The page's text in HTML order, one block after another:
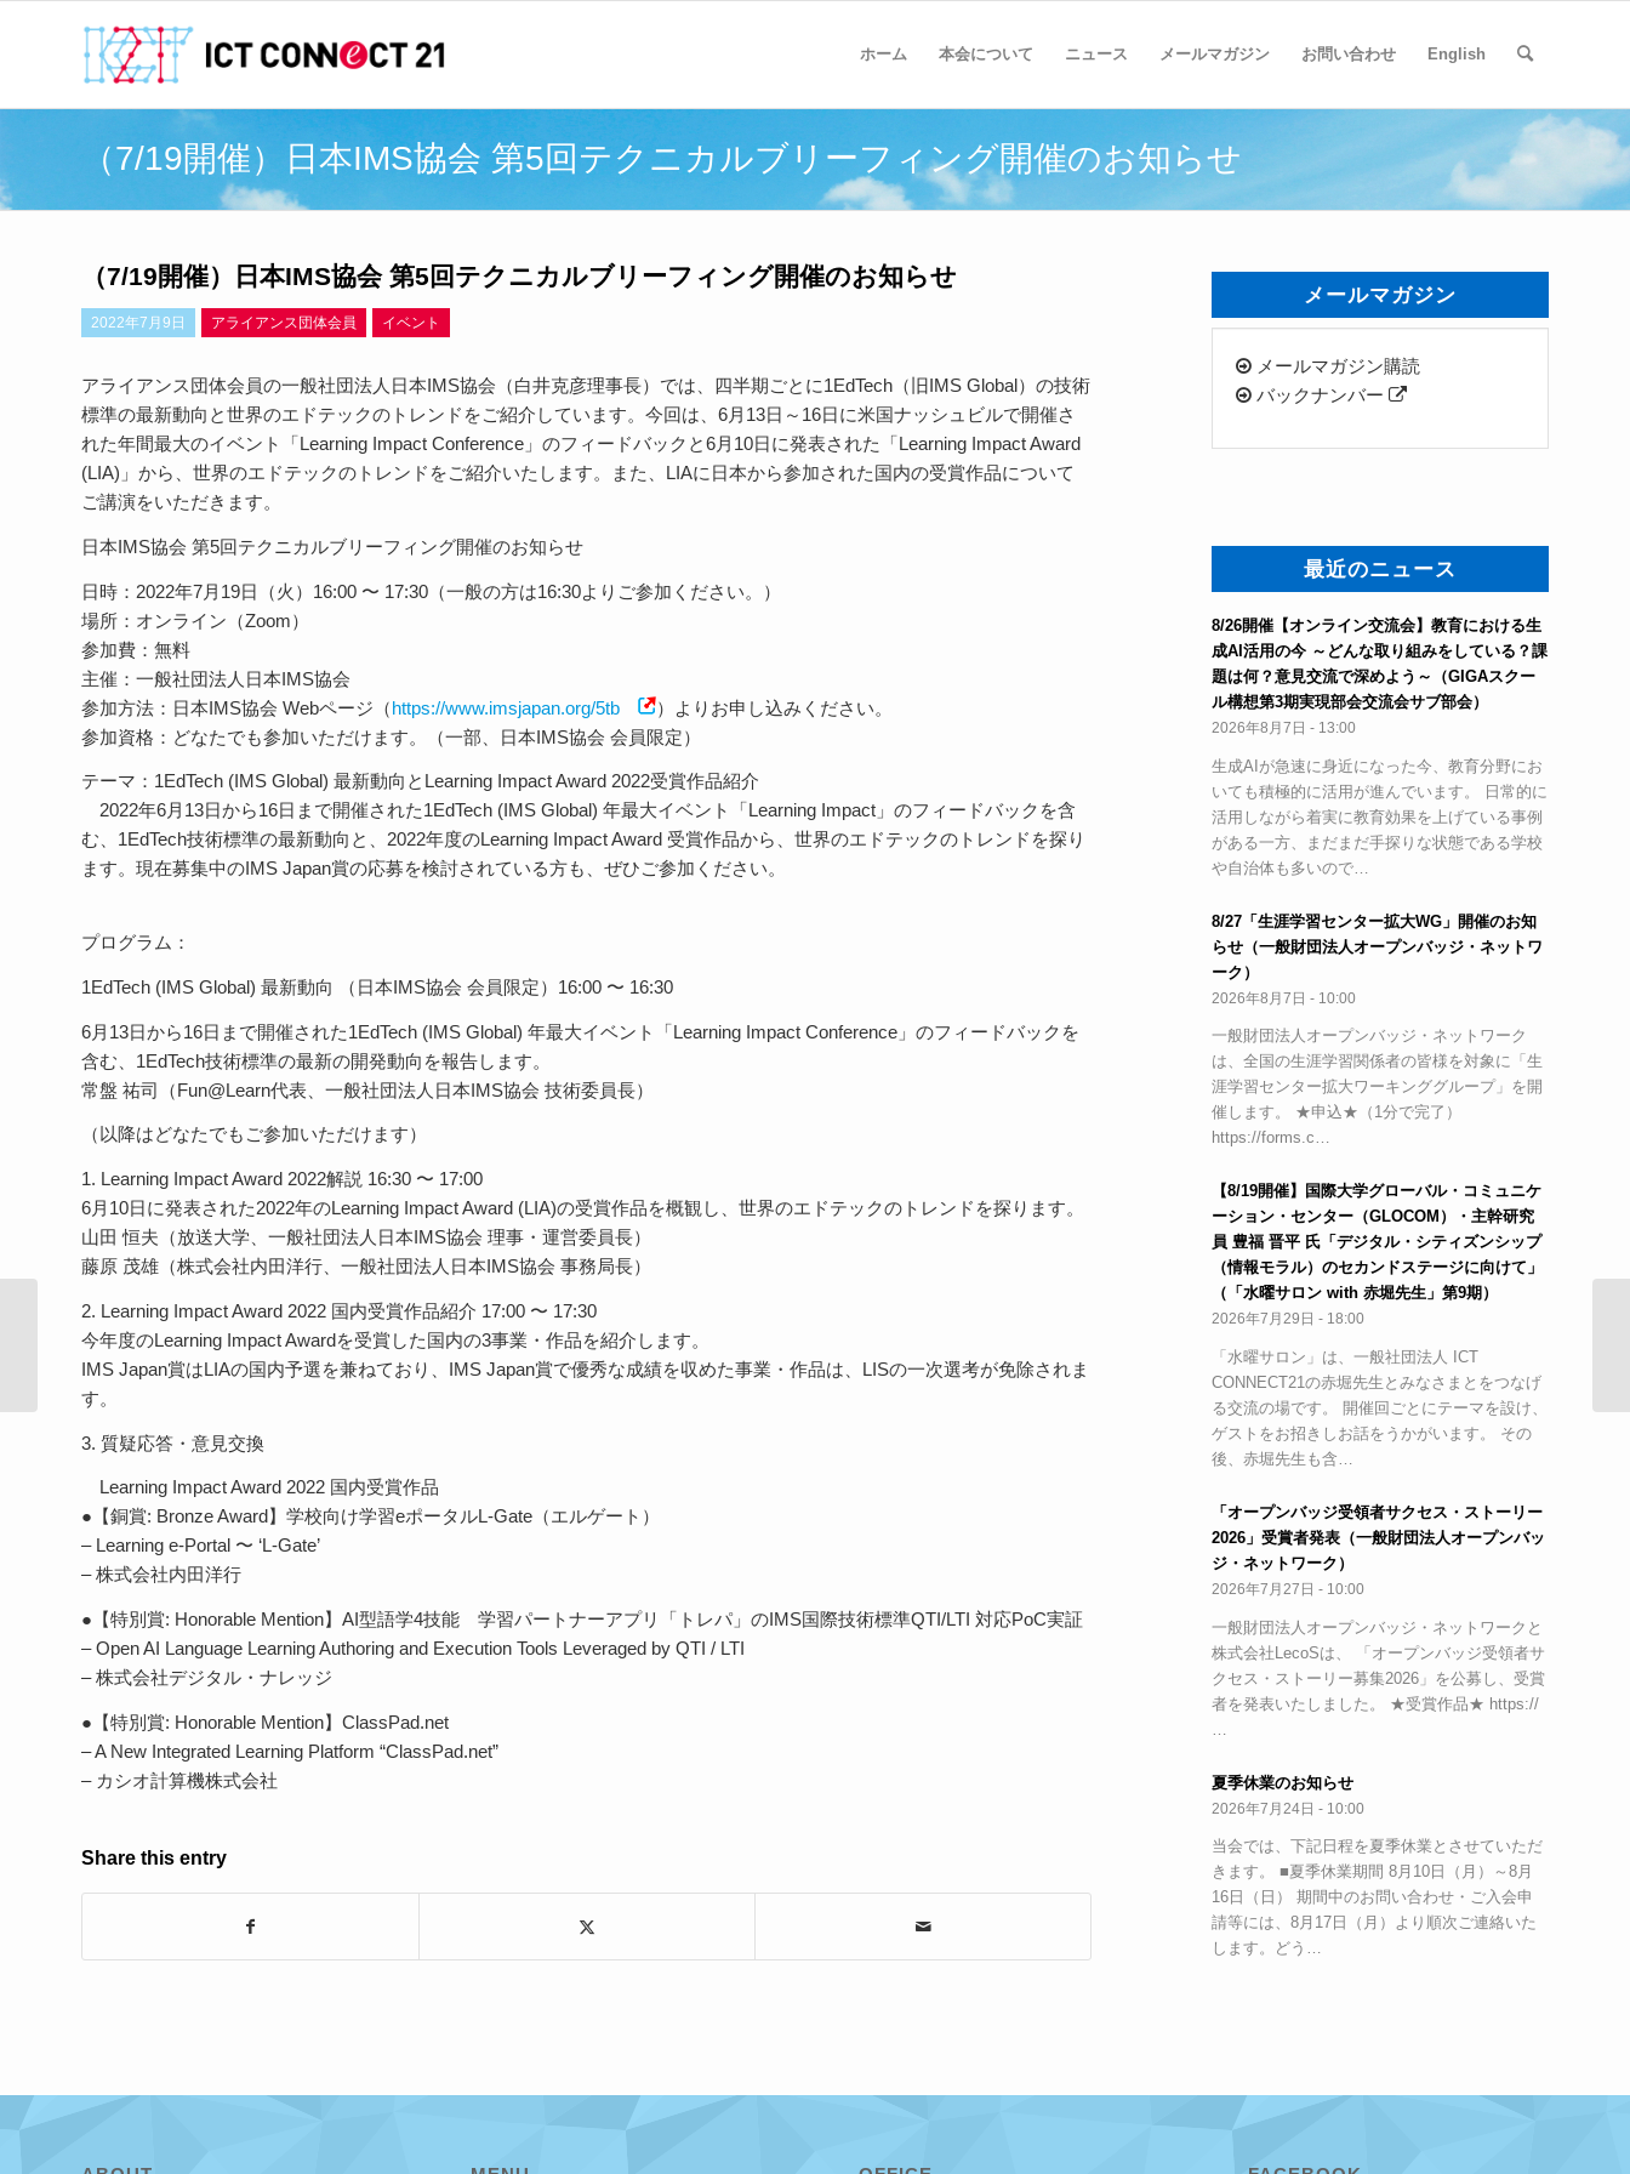
ホーム 本会について ニュース メールマガジン お問い合わせ English
（7/19開催）日本IMS協会 第5回テクニカルブリーフィング開催のお知らせ
（7/19開催）日本IMS協会 第5回テクニカルブリーフィング開催のお知らせ
2022年7月9日 アライアンス団体会員 イベント
アライアンス団体会員の一般社団法人日本IMS協会（白井克彦理事長）では、四半期ごとに1EdTech（旧IMS Global）の技術
標準の最新動向と世界のエドテックのトレンドをご紹介しています。今回は、6月13日～16日に米国ナッシュビルで開催さ
れた年間最大のイベント「Learning Impact Conference」のフィードバックと6月10日に発表された「Learning Impact Award
(LIA)」から、世界のエドテックのトレンドをご紹介いたします。また、LIAに日本から参加された国内の受賞作品について
ご講演をいただきます。
日本IMS協会 第5回テクニカルブリーフィング開催のお知らせ
日時：2022年7月19日（火）16:00 〜 17:30（一般の方は16:30よりご参加ください。）
場所：オンライン（Zoom）
参加費：無料
主催：一般社団法人日本IMS協会
参加方法：日本IMS協会 Webページ（https://www.imsjapan.org/5tb
）よりお申し込みください。
参加資格：どなたでも参加いただけます。（一部、日本IMS協会 会員限定）
テーマ：1EdTech (IMS Global) 最新動向とLearning Impact Award 2022受賞作品紹介
2022年6月13日から16日まで開催された1EdTech (IMS Global) 年最大イベント「Learning Impact」のフィードバックを含
む、1EdTech技術標準の最新動向と、2022年度のLearning Impact Award 受賞作品から、世界のエドテックのトレンドを探り
ます。現在募集中のIMS Japan賞の応募を検討されている方も、ぜひご参加ください。
プログラム：
1EdTech (IMS Global) 最新動向 （日本IMS協会 会員限定）16:00 〜 16:30
6月13日から16日まで開催された1EdTech (IMS Global) 年最大イベント「Learning Impact Conference」のフィードバックを
含む、1EdTech技術標準の最新の開発動向を報告します。
常盤 祐司（Fun@Learn代表、一般社団法人日本IMS協会 技術委員長）
（以降はどなたでもご参加いただけます）
1. Learning Impact Award 2022解説 16:30 〜 17:00
6月10日に発表された2022年のLearning Impact Award (LIA)の受賞作品を概観し、世界のエドテックのトレンドを探ります。
山田 恒夫（放送大学、一般社団法人日本IMS協会 理事・運営委員長）
藤原 茂雄（株式会社内田洋行、一般社団法人日本IMS協会 事務局長）
2. Learning Impact Award 2022 国内受賞作品紹介 17:00 〜 17:30
今年度のLearning Impact Awardを受賞した国内の3事業・作品を紹介します。
IMS Japan賞はLIAの国内予選を兼ねており、IMS Japan賞で優秀な成績を収めた事業・作品は、LISの一次選考が免除されま
す。
3. 質疑応答・意見交換
Learning Impact Award 2022 国内受賞作品
●【銅賞: Bronze Award】学校向け学習eポータルL-Gate（エルゲート）
– Learning e-Portal 〜 ‘L-Gate’
– 株式会社内田洋行
●【特別賞: Honorable Mention】AI型語学4技能 学習パートナーアプリ「トレパ」のIMS国際技術標準QTI/LTI 対応PoC実証
– Open AI Language Learning Authoring and Execution Tools Leveraged by QTI / LTI
– 株式会社デジタル・ナレッジ
●【特別賞: Honorable Mention】ClassPad.net
– A New Integrated Learning Platform “ClassPad.net”
– カシオ計算機株式会社
Share this entry
メールマガジン
メールマガジン購読
バックナンバー
最近のニュース
8/26開催【オンライン交流会】教育における生
成AI活用の今 ～どんな取り組みをしている？課
題は何？意見交流で深めよう～（GIGAスクー
ル構想第3期実現部会交流会サブ部会）
2026年8月7日 - 13:00
生成AIが急速に身近になった今、教育分野にお
いても積極的に活用が進んでいます。 日常的に
活用しながら着実に教育効果を上げている事例
がある一方、まだまだ手探りな状態である学校
や自治体も多いので…
8/27「生涯学習センター拡大WG」開催のお知
らせ（一般財団法人オープンバッジ・ネットワ
ーク）
2026年8月7日 - 10:00
一般財団法人オープンバッジ・ネットワーク
は、全国の生涯学習関係者の皆様を対象に「生
涯学習センター拡大ワーキンググループ」を開
催します。 ★申込★（1分で完了）
https://forms.c…
【8/19開催】国際大学グローバル・コミュニケ
ーション・センター（GLOCOM）・主幹研究
員 豊福 晋平 氏「デジタル・シティズンシップ
（情報モラル）のセカンドステージに向けて」
（「水曜サロン with 赤堀先生」第9期）
2026年7月29日 - 18:00
「水曜サロン」は、一般社団法人 ICT
CONNECT21の赤堀先生とみなさまとをつなげ
る交流の場です。 開催回ごとにテーマを設け、
ゲストをお招きしお話をうかがいます。 その
後、赤堀先生も含…
「オープンバッジ受領者サクセス・ストーリー
2026」受賞者発表（一般財団法人オープンバッ
ジ・ネットワーク）
2026年7月27日 - 10:00
一般財団法人オープンバッジ・ネットワークと
株式会社LecoSは、 「オープンバッジ受領者サ
クセス・ストーリー募集2026」を公募し、受賞
者を発表いたしました。 ★受賞作品★ https://
夏季休業のお知らせ
2026年7月24日 - 10:00
当会では、下記日程を夏季休業とさせていただ
きます。 ■夏季休業期間 8月10日（月）～8月
16日（日） 期間中のお問い合わせ・ご入会申
請等には、8月17日（月）より順次ご連絡いた
します。どう…
EDIX2022ミニセミナーアーカイブ動
画公開開始！（GIGAスク...